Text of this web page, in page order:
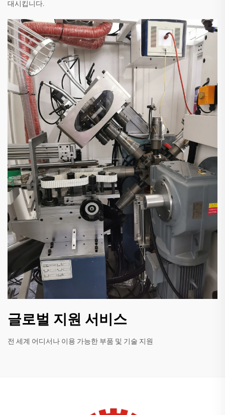
대시킵니다.
글로벌 지원 서비스
전 세계 어디서나 이용 가능한 부품 및 기술 지원